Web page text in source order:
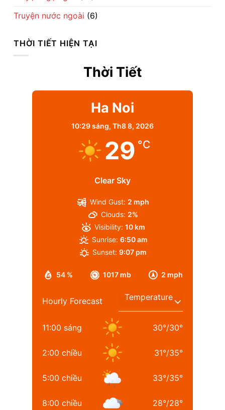
Truyện nước ngoài (6)
THỜI TIẾT HIỆN TẠI
Thời Tiết
Ha Noi
10:29 sáng, Th8 8, 2026
29 °C
Clear Sky
54 % 1017 mb 2 mph
Wind Gust: 2 mph
Clouds: 2%
Visibility: 10 km
Sunrise: 6:50 am
Sunset: 9:07 pm
Hourly Forecast
11:00 sáng 30°/30°
2:00 chiều 31°/35°
5:00 chiều 33°/35°
8:00 chiều 28°/28°